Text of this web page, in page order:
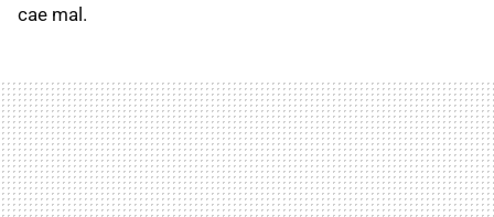
cae mal.